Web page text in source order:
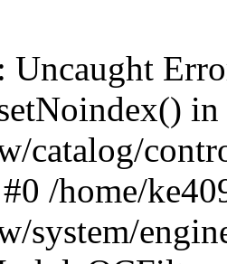
: Uncaught
catalog/
/home/
system/